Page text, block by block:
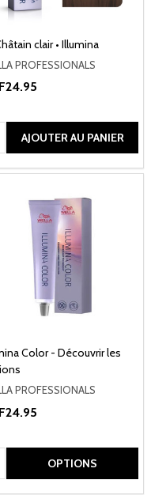
clair • Illumina
PROFESSIONALS
AJOUTER AU PANIER
Color - Découvrir les
PROFESSIONALS
OPTIONS